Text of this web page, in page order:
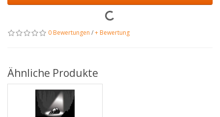
0 Bewertungen /+ Bewertung
Ähnliche Produkte